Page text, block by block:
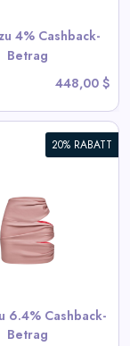
4% Cashback-
Betrag
448,00 $
20% RABATT
6.4% Cashback-
Betrag